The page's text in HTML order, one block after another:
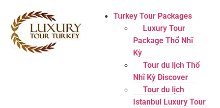
Turkey Tour Packages
Luxury Tour
Package Thổ Nhĩ
Kỳ
Tour du lịch Thổ
Nhĩ Kỳ Discover
Tour du lịch
Istanbul Luxury Tour